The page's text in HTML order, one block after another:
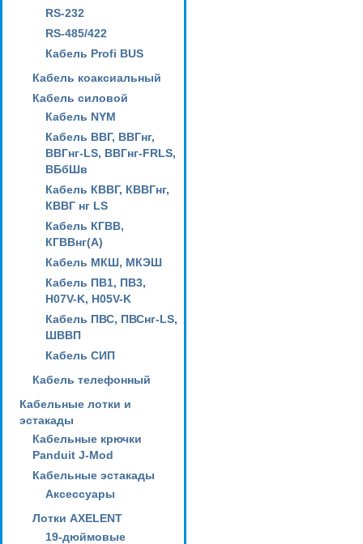
RS-232
RS-485/422
Кабель Profi BUS
Кабель коаксиальный
Кабель силовой
Кабель NYM
Кабель ВВГ, ВВГнг,
ВВГнг-LS, ВВГнг-FRLS,
ВБбШв
Кабель КВВГ, КВВГнг,
КВВГ нг LS
Кабель КГВВ,
КГВВнг(А)
Кабель МКШ, МКЭШ
Кабель ПВ1, ПВ3,
H07V-K, H05V-K
Кабель ПВС, ПВСнг-LS,
ШВВП
Кабель СИП
Кабель телефонный
Кабельные лотки и
эстакады
Кабельные крючки
Panduit J-Mod
Кабельные эстакады
Аксессуары
Лотки AXELENT
19-дюймовые